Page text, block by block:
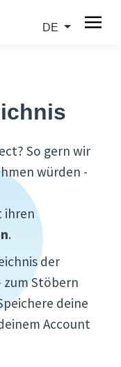
DE
So gern wir
würden -
ihren
.
der
Stöbern
deine
Account